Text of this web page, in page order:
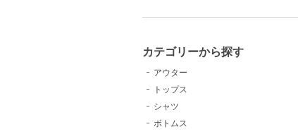
カテゴリーから探す
アウター
トップス
シャツ
ボトムス